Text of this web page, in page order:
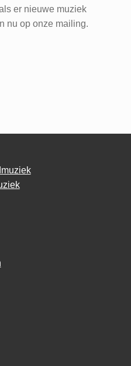
er nieuwe muziek
nu op onze mailing.